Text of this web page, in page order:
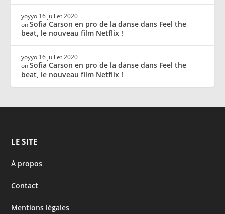
yoyyo 16 juillet 2020
onSofia Carson en pro de la danse dans Feel the
beat, le nouveau film Netflix !
yoyyo 16 juillet 2020
onSofia Carson en pro de la danse dans Feel the
beat, le nouveau film Netflix !
LE SITE
À propos
Contact
Mentions légales